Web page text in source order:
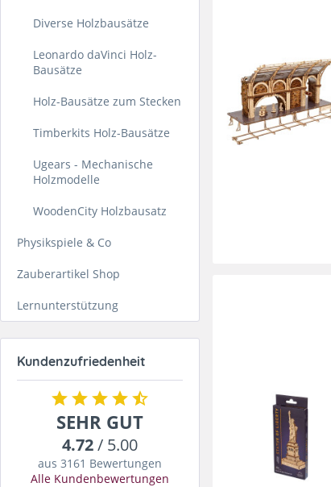
Diverse Holzbausätze
Leonardo daVinci Holz-
Bausätze
Holz-Bausätze zum Stecken
Timberkits Holz-Bausätze
Ugears - Mechanische
Holzmodelle
WoodenCity Holzbausatz
Physikspiele & Co
Zauberartikel Shop
Lernunterstützung
Kundenzufriedenheit
SEHR GUT
4.72/ 5.00
aus 3161 Bewertungen
Alle Kundenbewertungen